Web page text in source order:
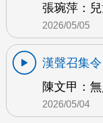
張琬萍：
2026/05/05
漢聲召集令
陳文甲：
2026/05/04